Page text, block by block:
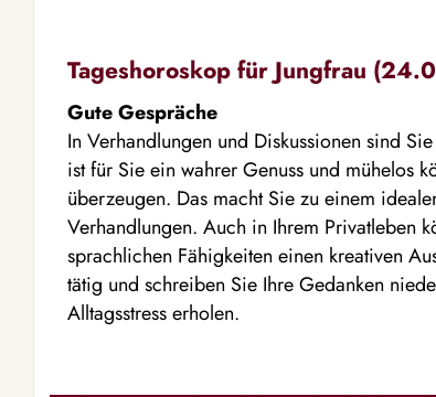
Tageshoroskop für Jungfrau
Gute Gespräche
In Verhandlungen und Diskussionen sind
ist für Sie ein wahrer Genuss und mühelos
überzeugen. Das macht Sie zu einem
Verhandlungen. Auch in Ihrem Privatleben
sprachlichen Fähigkeiten einen kreativen
tätig und schreiben Sie Ihre Gedanken
Alltagsstress erholen.